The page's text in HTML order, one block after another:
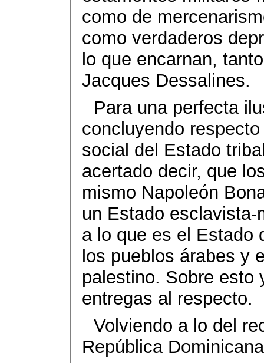
como de
como verdaderos
lo que encarnan,
Jacques Dessalines.
Para una perfecta
concluyendo
social del Estado
acertado decir, que
mismo Napoleón
un Estado
a lo que es el Estado
los pueblos árabes y
palestino. Sobre esto
entregas al respecto.
Volviendo a lo del
República